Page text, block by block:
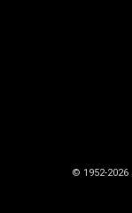
© 1952-2026